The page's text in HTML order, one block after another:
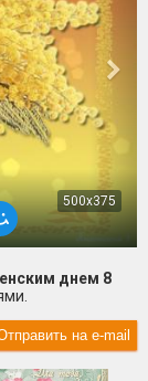
500x375
днем 8